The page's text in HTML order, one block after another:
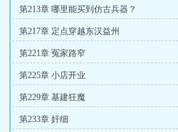
第213章 哪里能买到仿古兵器？
第217章 定点穿越东汉益州
第221章 冤家路窄
第225章 小店开业
第229章 基建狂魔
第233章 奸细